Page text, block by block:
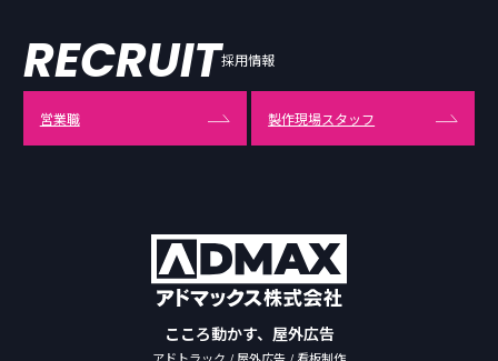
こころ動かす、屋外広告
RECRUIT採用情報
営業職 製作現場スタッフ